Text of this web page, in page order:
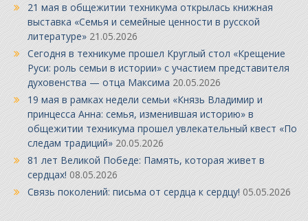
21 мая в общежитии техникума открылась книжная
выставка «Семья и семейные ценности в русской
литературе» 21.05.2026
Сегодня в техникуме прошел Круглый стол «Крещение
Руси: роль семьи в истории» с участием представителя
духовенства — отца Максима 20.05.2026
19 мая в рамках недели семьи «Князь Владимир и
принцесса Анна: семья, изменившая историю» в
общежитии техникума прошел увлекательный квест «По
следам традиций» 20.05.2026
81 лет Великой Победе: Память, которая живет в
сердцах! 08.05.2026
Связь поколений: письма от сердца к сердцу! 05.05.2026